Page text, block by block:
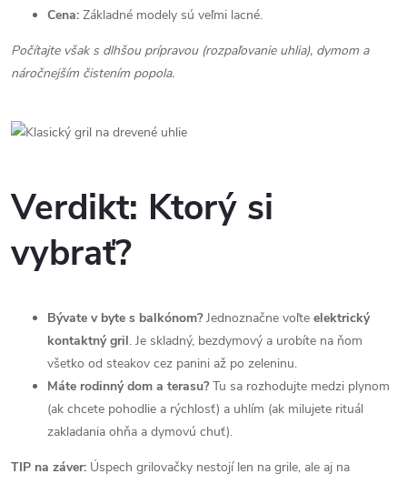
Cena: Základné modely sú veľmi lacné.
Počítajte však s dlhšou prípravou (rozpaľovanie uhlia), dymom a
náročnejším čistením popola.
Verdikt: Ktorý si
vybrať?
Bývate v byte s balkónom?Jednoznačne voľte elektrický
kontaktný gril. Je skladný, bezdymový a urobíte na ňom
všetko od steakov cez panini až po zeleninu.
Máte rodinný dom a terasu?Tu sa rozhodujte medzi plynom
(ak chcete pohodlie a rýchlosť) a uhlím (ak milujete rituál
zakladania ohňa a dymovú chuť).
TIP na záver: Úspech grilovačky nestojí len na grile, ale aj na